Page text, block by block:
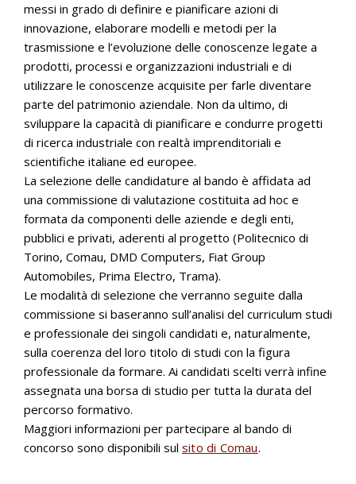
messi in grado di definire e pianificare azioni di
innovazione, elaborare modelli e metodi per la
trasmissione e l’evoluzione delle conoscenze legate a
prodotti, processi e organizzazioni industriali e di
utilizzare le conoscenze acquisite per farle diventare
parte del patrimonio aziendale. Non da ultimo, di
sviluppare la capacità di pianificare e condurre progetti
di ricerca industriale con realtà imprenditoriali e
scientifiche italiane ed europee.
La selezione delle candidature al bando è affidata ad
una commissione di valutazione costituita ad hoc e
formata da componenti delle aziende e degli enti,
pubblici e privati, aderenti al progetto (Politecnico di
Torino, Comau, DMD Computers, Fiat Group
Automobiles, Prima Electro, Trama).
Le modalità di selezione che verranno seguite dalla
commissione si baseranno sull’analisi del curriculum studi
e professionale dei singoli candidati e, naturalmente,
sulla coerenza del loro titolo di studi con la figura
professionale da formare. Ai candidati scelti verrà infine
assegnata una borsa di studio per tutta la durata del
percorso formativo.
Maggiori informazioni per partecipare al bando di
concorso sono disponibili sul sito di Comau.